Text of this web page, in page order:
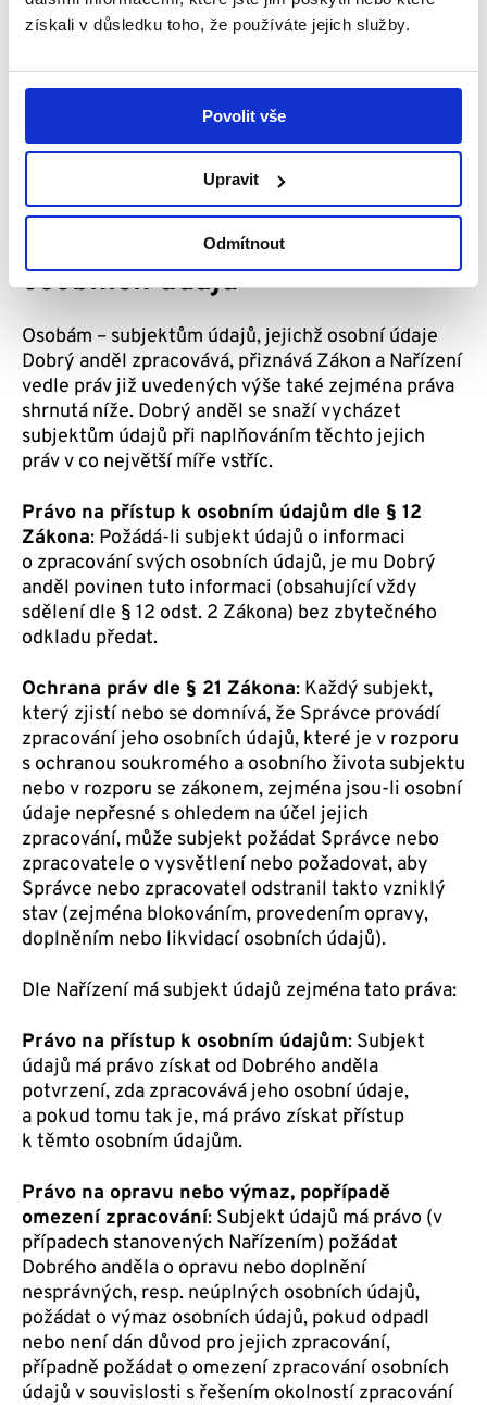
získali v důsledku toho, že používáte jejich služby.
Povolit vše
Upravit
Odmítnout
dostávat informace o činnosti Dobrého anděla.
Odběratele Zpravodaje ještě po dobu 5 let.
Další informace o právech
v souvislosti se zpracováním
osobních údajů
Osobám – subjektům údajů, jejichž osobní údaje
Dobrý anděl zpracovává, přiznává Zákon a Nařízení
vedle práv již uvedených výše také zejména práva
shrnutá níže. Dobrý anděl se snaží vycházet
subjektům údajů při naplňováním těchto jejich
práv v co největší míře vstříc.
Právo na přístup k osobním údajům dle § 12
Zákona: Požádá-li subjekt údajů o informaci
o zpracování svých osobních údajů, je mu Dobrý
anděl povinen tuto informaci (obsahující vždy
sdělení dle § 12 odst. 2 Zákona) bez zbytečného
odkladu předat.
Ochrana práv dle § 21 Zákona: Každý subjekt,
který zjistí nebo se domnívá, že Správce provádí
zpracování jeho osobních údajů, které je v rozporu
s ochranou soukromého a osobního života subjektu
nebo v rozporu se zákonem, zejména jsou-li osobní
údaje nepřesné s ohledem na účel jejich
zpracování, může subjekt požádat Správce nebo
zpracovatele o vysvětlení nebo požadovat, aby
Správce nebo zpracovatel odstranil takto vzniklý
stav (zejména blokováním, provedením opravy,
doplněním nebo likvidací osobních údajů).
Dle Nařízení má subjekt údajů zejména tato práva:
Právo na přístup k osobním údajům: Subjekt
údajů má právo získat od Dobrého anděla
potvrzení, zda zpracovává jeho osobní údaje,
a pokud tomu tak je, má právo získat přístup
k těmto osobním údajům.
Právo na opravu nebo výmaz, popřípadě
omezení zpracování: Subjekt údajů má právo (v
případech stanovených Nařízením) požádat
Dobrého anděla o opravu nebo doplnění
nesprávných, resp. neúplných osobních údajů,
požádat o výmaz osobních údajů, pokud odpadl
nebo není dán důvod pro jejich zpracování,
případně požádat o omezení zpracování osobních
údajů v souvislosti s řešením okolností zpracování